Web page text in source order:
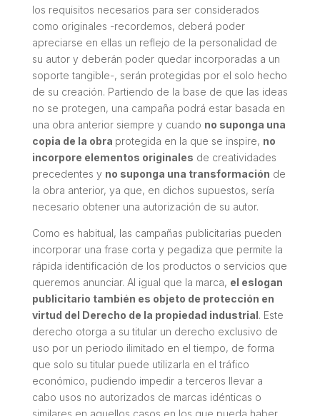
los requisitos necesarios para ser considerados
como originales -recordemos, deberá poder
apreciarse en ellas un reflejo de la personalidad de
su autor y deberán poder quedar incorporadas a un
soporte tangible-, serán protegidas por el solo hecho
de su creación. Partiendo de la base de que las ideas
no se protegen, una campaña podrá estar basada en
una obra anterior siempre y cuando no suponga una
copia de la obra protegida en la que se inspire, no
incorpore elementos originales de creatividades
precedentes y no suponga una transformación de
la obra anterior, ya que, en dichos supuestos, sería
necesario obtener una autorización de su autor.
Como es habitual, las campañas publicitarias pueden
incorporar una frase corta y pegadiza que permite la
rápida identificación de los productos o servicios que
queremos anunciar. Al igual que la marca, el eslogan
publicitario también es objeto de protección en
virtud del Derecho de la propiedad industrial. Este
derecho otorga a su titular un derecho exclusivo de
uso por un periodo ilimitado en el tiempo, de forma
que solo su titular puede utilizarla en el tráfico
económico, pudiendo impedir a terceros llevar a
cabo usos no autorizados de marcas idénticas o
similares en aquellos casos en los que pueda haber